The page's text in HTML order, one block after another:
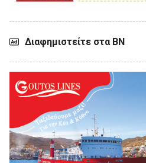
Διαφημιστείτε στα ΒΝ